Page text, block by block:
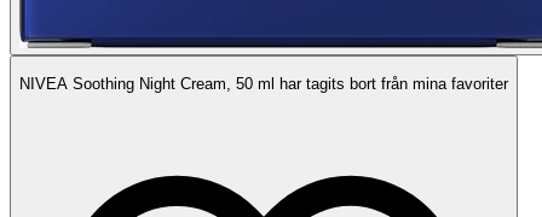
NIVEA Soothing Night Cream, 50 ml har tagits bort från mina favoriter